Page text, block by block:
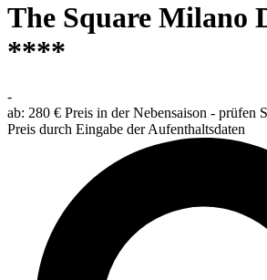
The Square Milano
****
-
ab: 280 € Preis in der Nebensaison - prüfen
Preis durch Eingabe der Aufenthaltsdaten